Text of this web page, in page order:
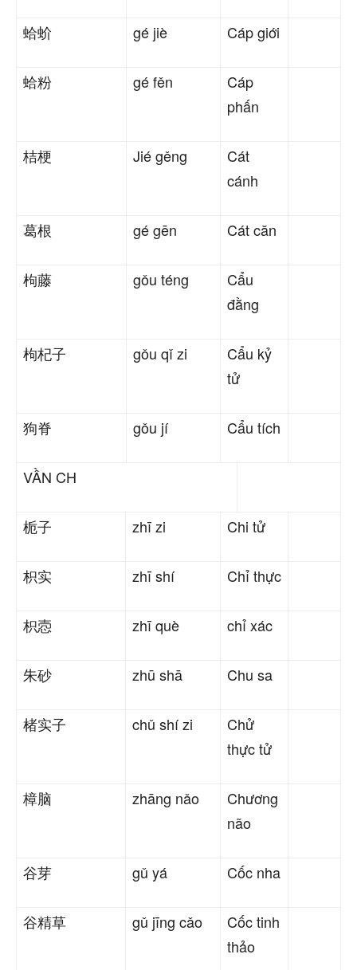
蛤蚧 gé jiè Cáp giới
蛤粉 gé fěn
Cáp
phấn
桔梗 Jié gěng
Cát
cánh
葛根 gé gēn Cát căn
枸藤 gǒu téng
Cẩu
đằng
枸杞子 gǒu qǐ zi
Cẩu kỷ
tử
狗脊 gǒu jí Cẩu tích
VẦN CH
栀子 zhī zi Chi tử
枳实 zhī shí Chỉ thực
枳悫 zhī què chỉ xác
朱砂 zhū shā Chu sa
楮实子 chǔ shí zi
Chử
thực tử
樟脑 zhāng nǎo
Chương
não
谷芽 gǔ yá Cốc nha
谷精草 gǔ jīng cǎo
Cốc tinh
thảo